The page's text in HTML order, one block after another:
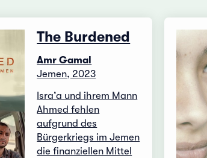
The Burdened
Amr Gamal
Jemen, 2023
Isra’a und ihrem Mann
Ahmed fehlen
aufgrund des
Bürgerkriegs im Jemen
die finanziellen Mittel